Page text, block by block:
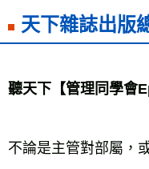
天下雜誌出版
聽天下 【管理同學會
不論是主管對部屬，